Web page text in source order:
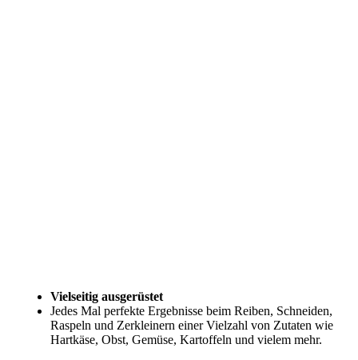
Vielseitig ausgerüstet
Jedes Mal perfekte Ergebnisse beim Reiben, Schneiden,
Raspeln und Zerkleinern einer Vielzahl von Zutaten wie
Hartkäse, Obst, Gemüse, Kartoffeln und vielem mehr.